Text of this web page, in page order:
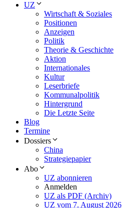
UZ
Wirtschaft & Soziales
Positionen
Anzeigen
Politik
Theorie & Geschichte
Aktion
Internationales
Kultur
Leserbriefe
Kommunalpolitik
Hintergrund
Die Letzte Seite
Blog
Termine
Dossiers
China
Strategiepapier
Abo
UZ abonnieren
Anmelden
UZ als PDF (Archiv)
UZ vom 7. August 2026